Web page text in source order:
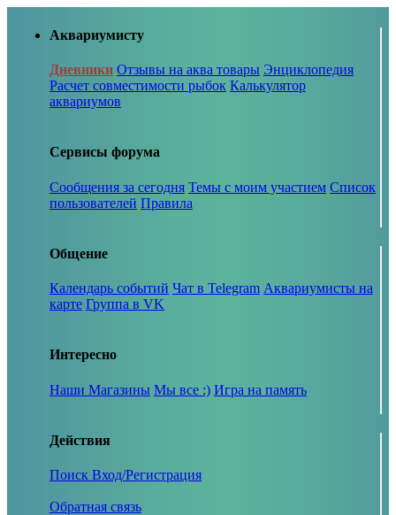
Аквариумисту
Дневники Отзывы на аква товары Энциклопедия
Расчет совместимости рыбок Калькулятор
аквариумов
Сервисы форума
Сообщения за сегодня Темы с моим участием Список
пользователей Правила
Общение
Календарь событий Чат в Telegram Аквариумисты на
карте Группа в VK
Интересно
Наши Магазины Мы все :) Игра на память
Действия
Поиск Вход/Регистрация
Обратная связь